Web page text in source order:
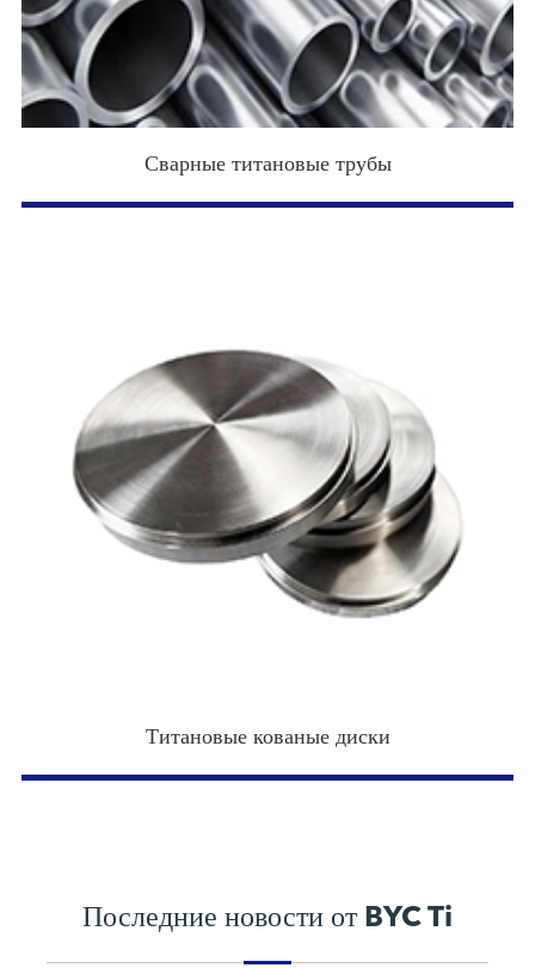
Сварные титановые трубы
Титановые кованые диски
Последние новости от BYC Ti